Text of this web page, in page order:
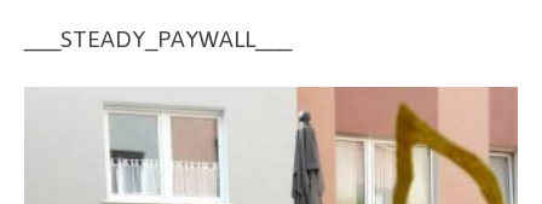
___STEADY_PAYWALL___